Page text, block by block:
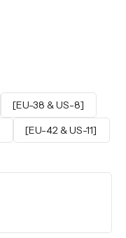
[EU-38 & US-8]
[EU-42 & US-11]